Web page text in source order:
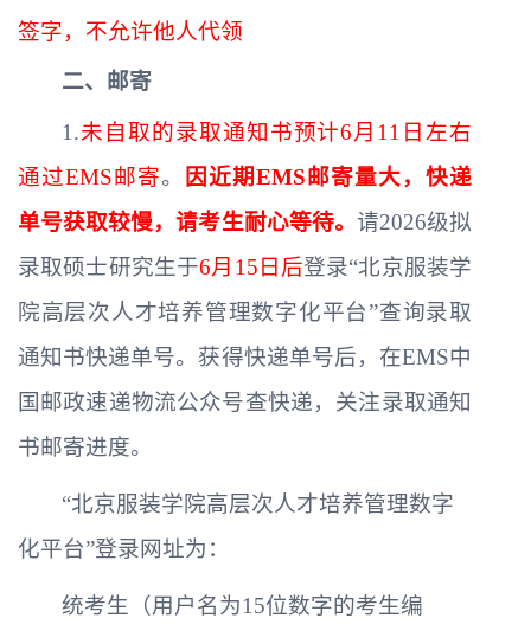
签字，不允许他人代领
二、邮寄
1.未自取的录取通知书预计6月11日左右
通过EMS邮寄。
因近期EMS邮寄量大，快递
单号获取较慢，请考生耐心等待。 请2026级拟
录取硕士研究生于6月15日后登录“北京服装学
院高层次人才培养管理数字化平台”查询录取
通知书快递单号。获得快递单号后，在EMS中
国邮政速递物流公众号查快递，关注录取通知
书邮寄进度。
“北京服装学院高层次人才培养管理数字
化平台”登录网址为：
统考生（用户名为15位数字的考生编